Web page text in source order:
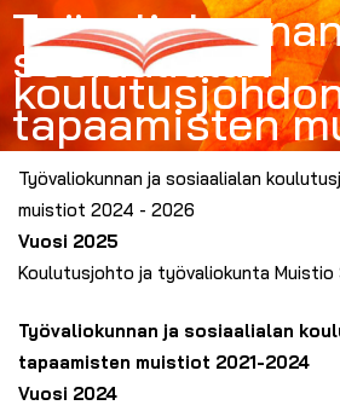
Siirry
sisältöön
sosiaalialan
tapaamisten
Työvaliokunnan ja sosiaalialan
muistiot 2024 - 2026
Vuosi 2025
Koulutusjohto ja työvaliokunta Muistio
Työvaliokunnan ja sosiaalialan
tapaamisten muistiot 2021-2024
Vuosi 2024